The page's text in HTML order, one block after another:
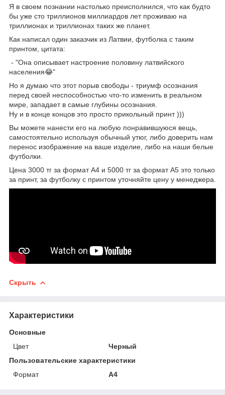
Я в своем познании настолько преисполнился, что как будто
бы уже сто триллионов миллиардов лет проживаю на
триллионах и триллионах таких же планет.
Как написал один заказчик из Латвии, футболка с таким
принтом, цитата:
- "Она описывает настроение половину латвийского
населения😂"
Но я думаю что этот порыв свободы - триумф осознания
перед своей неспособностью что-то изменить в реальном
мире, западает в самые глубины осознания.
Ну и в конце концов это просто прикольный принт )))
Вы можете нанести его на любую понравившуюся вещь,
самостоятельно используя обычный утюг, либо доверить нам
перенос изображение на ваше изделие, либо на наши белые
футболки.
Цена 3000 тг за формат А4 и 5000 тг за формат А5 это только
за принт, за футболку с принтом уточняйте цену у менеджера.
Скрыть
Характеристики
Основные
Цвет
Черный
Пользовательские характеристики
Формат
А4